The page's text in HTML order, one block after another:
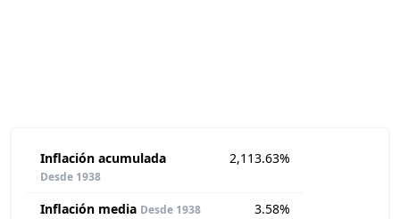
Inflación acumulada
Desde 1938
2,113.63%
Inflación media Desde 1938
3.58%